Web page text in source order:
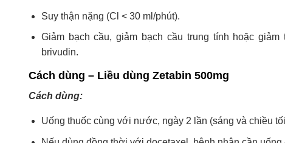
Suy thận nặng (Cl < 30 ml/phút).
Giảm bạch cầu, giảm bạch cầu trung tính hoặc
brivudin.
Cách dùng – Liều dùng Zetabin 500mg
Cách dùng:
Uống thuốc cùng với nước, ngày 2 lần (sáng và chiều